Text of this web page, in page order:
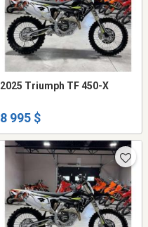
2025 Triumph TF 450-X
8 995 $